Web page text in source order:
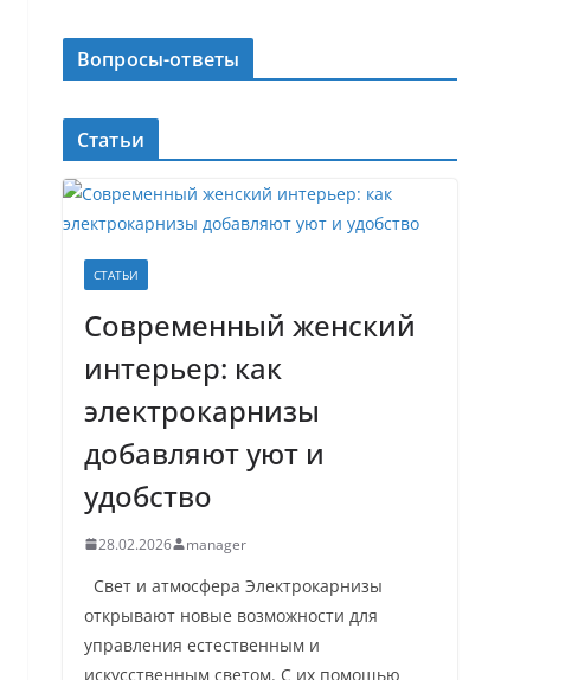
Вопросы-ответы
Статьи
СТАТЬИ
Современный женский
интерьер: как
электрокарнизы
добавляют уют и
удобство
28.02.2026 manager
Свет и атмосфера Электрокарнизы
открывают новые возможности для
управления естественным и
искусственным светом. С их помощью